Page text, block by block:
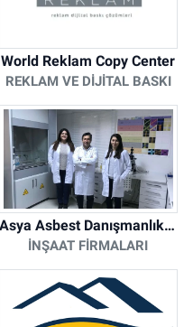
World Reklam Copy Center
REKLAM VE DIJITAL BASKI
Asya Asbest Danışmanlık - Asbest Söküm ve Asbest Raporu
İNŞAAT FIRMALARI